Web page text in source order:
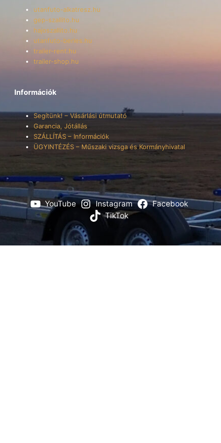
utanfuto-alkatresz.hu
gep-szallito.hu
hajoszallito.hu
utanfuto-berles.hu
trailer-rent.hu
trailer-shop.hu
Információk
Segítünk! – Vásárlási útmutató
Garancia, Jótállás
SZÁLLÍTÁS – Információk
ÜGYINTÉZÉS – Műszaki vizsga és Kormányhivatal
YouTube Instagram
Facebook
TikTok